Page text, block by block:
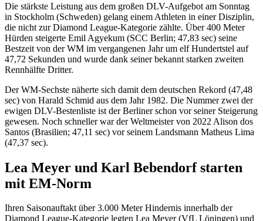
Die stärkste Leistung aus dem großen DLV-Aufgebot am Sonntag
in Stockholm (Schweden) gelang einem Athleten in einer Disziplin,
die nicht zur Diamond League-Kategorie zählte. Über 400 Meter
Hürden steigerte Emil Agyekum (SCC Berlin; 47,83 sec) seine
Bestzeit von der WM im vergangenen Jahr um elf Hundertstel auf
47,72 Sekunden und wurde dank seiner bekannt starken zweiten
Rennhälfte Dritter.
Der WM-Sechste näherte sich damit dem deutschen Rekord (47,48
sec) von Harald Schmid aus dem Jahr 1982. Die Nummer zwei der
ewigen DLV-Bestenliste ist der Berliner schon vor seiner Steigerung
gewesen. Noch schneller war der Weltmeister von 2022 Alison dos
Santos (Brasilien; 47,11 sec) vor seinem Landsmann Matheus Lima
(47,37 sec).
Lea Meyer und Karl Bebendorf starten
mit EM-Norm
Ihren Saisonauftakt über 3.000 Meter Hindernis innerhalb der
Diamond League-Kategorie legten Lea Meyer (VfL Löningen) und